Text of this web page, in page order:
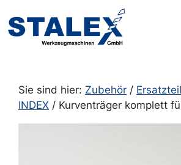
Inhalt
springen
Sie sind hier: Zubehör /
INDEX / Kurventräger komplett